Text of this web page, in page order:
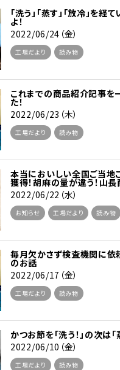
「洗う」「蒸す」「放冷」を経
よ！
2022/06/24（金）
工場だより 読み物
これまでの商品紹介記事を
た！
2022/06/23（木）
工場だより 読み物
本当においしい全国ご当地
獲得！胡麻の量が違う！山
2022/06/22（水）
お知らせ 工場だより 読み物
毎月欠かさず検査機関に依
のお話
2022/06/17（金）
工場だより 読み物
かつお節を「洗う！」の次は
2022/06/10（金）
工場だより 読み物